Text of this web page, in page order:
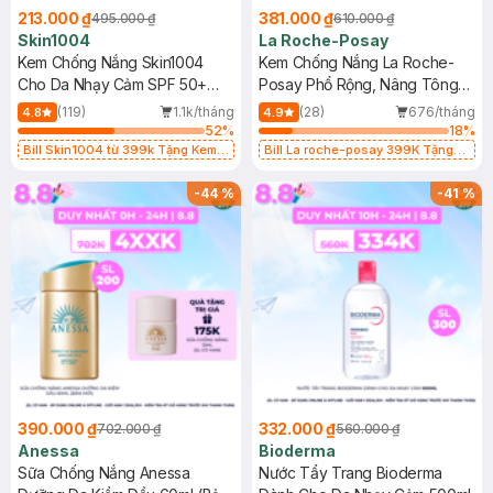
213.000 ₫495.000 ₫
Skin1004
Kem Chống Nắng Skin1004
Cho Da Nhạy Cảm SPF 50+
50ml
4.8 (119)
1.1k/tháng
52%
Bill Skin1004 từ 399k Tặng Kem
SPF 50+ 20ml (SL Có Hạn)
381.000 ₫610.000 ₫
La Roche-Posay
Kem Chống Nắng La Roche-
Posay Phổ Rộng, Nâng Tông
Kiềm Dầu 50ml
4.9 (28)
676/tháng
18%
Bill La roche-posay 399K Tặng
(SL có hạn)
-44%
390.000 ₫702.000 ₫
Anessa
Sữa Chống Nắng Anessa
-41%
332.000 ₫560.000 ₫
Bioderma
Nước Tẩy Trang Bioderma